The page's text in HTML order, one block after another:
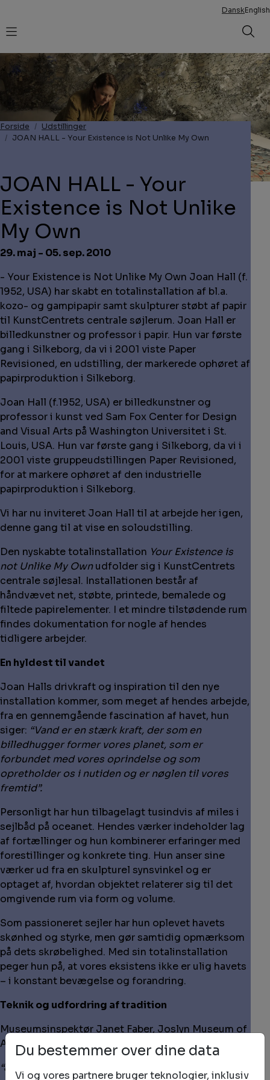
DanskEnglish
Åbn
Forside
Udstillinger
JOAN HALL - Your Existence is Not Unlike My Own
JOAN HALL - Your
Existence is Not Unlike
My Own
29. maj - 05. sep. 2010
- Your Existence is Not Unlike My Own Joan Hall (f.
1952, USA) har skabt en totalinstallation af bl.a.
kozo- og gampipapir samt skulpturer støbt af papir
til KunstCentrets centrale søjlerum. Joan Hall er
billedkunstner og professor i papir. Hun var første
gang i Silkeborg, da vi i 2001 viste Paper
Revisioned, en udstilling, der markerede ophøret af
papirproduktion i Silkeborg.
Joan Hall (f.1952, USA) er billedkunstner og
professor i kunst ved Sam Fox Center for Design
and Visual Arts på Washington Universitet i St.
Louis, USA. Hun var første gang i Silkeborg, da vi i
2001 viste gruppeudstillingen Paper Revisioned,
for at markere ophøret af den industrielle
papirproduktion i Silkeborg.
Vi har nu inviteret Joan Hall til at arbejde her igen,
denne gang til at vise en soloudstilling.
Den nyskabte totalinstallation Your Existence is
not Unlike My Ownudfolder sig i KunstCentrets
centrale søjlesal. Installationen består af
håndvævet net, støbte, printede, bemalede og
filtede papirelementer. I et mindre tilstødende rum
findes dokumentation for nogle af hendes
tidligere arbejder.
En hyldest til vandet
Joan Halls drivkraft og inspiration til den nye
installation kommer, som meget af hendes arbejde,
fra en gennemgående fascination af havet, hun
siger: “Vand er en stærk kraft, der som en
billedhugger former vores planet, som er
forbundet med vores oprindelse og som
opretholder os i nutiden og er nøglen til vores
fremtid”.
Personligt har hun tilbagelagt tusindvis af miles i
sejlbåd på oceanet. Hendes værker indeholder lag
af fortællinger og hun kombinerer erfaringer med
forestillinger og konkrete ting. Hun anser sine
værker ud fra en skulpturel synsvinkel og er
optaget af, hvordan objektet relaterer sig til det
omgivende rum via form og volume.
Som passioneret sejler har hun oplevet havets
skønhed og styrke, men gør samtidig opmærksom
på dets skrøbelighed. Med sin totalinstallation
peger hun på, at vores eksistens ikke er ulig havets
– i konstant bevægelse og forandring.
Teknik og udfordring af tradition
Museumsinspektør Janet Faber, Joslyn Museum of
Art, Omaha, beskriver kunstnerens arbejde:
“Joan Halls' focus er det enorme hav, hvor den
Du bestemmer over dine data
Vi og vores partnere bruger teknologier, inklusiv